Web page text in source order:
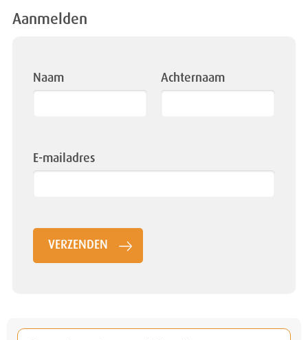
Aanmelden
this
Naam Achternaam
E-mailadres
VERZENDEN